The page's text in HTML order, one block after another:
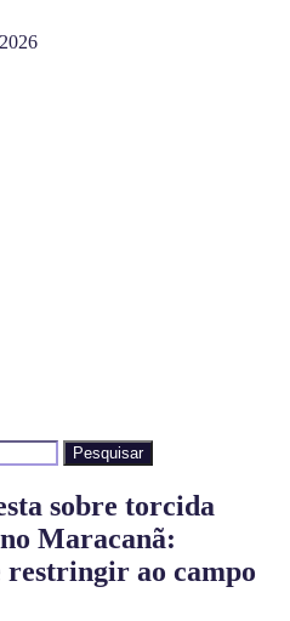
Pesquisar
sobre torcida
Maracanã:
restringir ao campo